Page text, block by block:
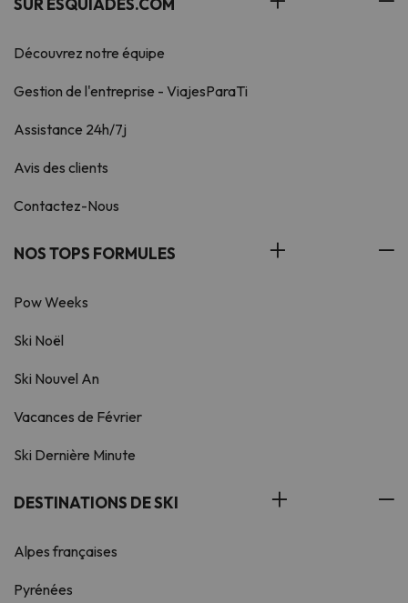
SUR ESQUIADES.COM
Découvrez notre équipe
Gestion de l'entreprise - ViajesParaTi
Assistance 24h/7j
Avis des clients
Contactez-Nous
NOS TOPS FORMULES
Pow Weeks
Ski Noël
Ski Nouvel An
Vacances de Février
Ski Dernière Minute
DESTINATIONS DE SKI
Alpes françaises
Pyrénées